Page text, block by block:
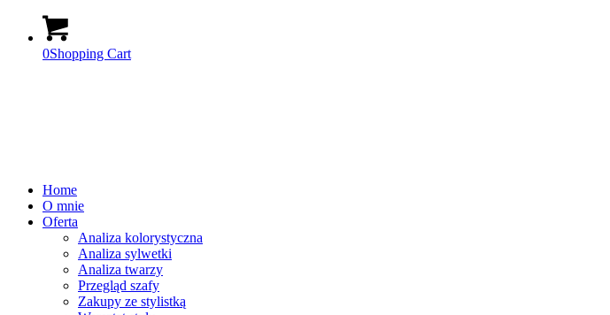
0Shopping Cart
Home
O mnie
Oferta
Analiza kolorystyczna
Analiza sylwetki
Analiza twarzy
Przegląd szafy
Zakupy ze stylistką